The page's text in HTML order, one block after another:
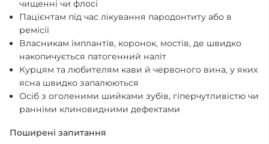
чищенні чи флосі
Пацієнтам під час лікування пародонтиту або в
ремісії
Власникам імплантів, коронок, мостів, де швидко
накопичується патогенний наліт
Курцям та любителям кави й червоного вина, у яких
ясна швидко запалюються
Осіб з оголеними шийками зубів, гіперчутливістю чи
ранніми клиновидними дефектами
Поширені запитання